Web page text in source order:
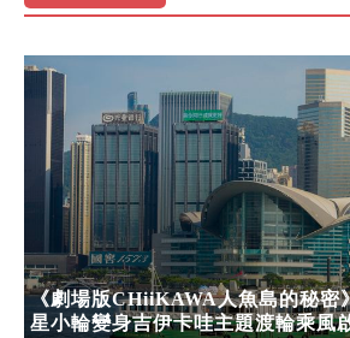
《劇場版CHiiKAWA人魚島的秘密
星小輪變身吉伊卡哇主題渡輪乘風